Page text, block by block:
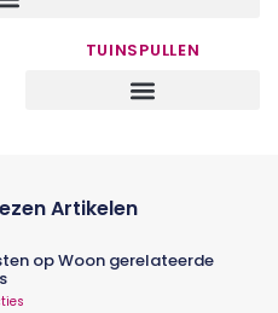
TUINSPULLEN
Artikelen
op Woon gerelateerde